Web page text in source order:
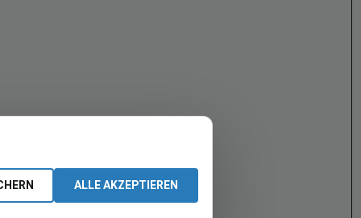
ALLE AKZEPTIEREN